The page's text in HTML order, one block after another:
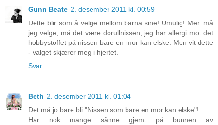
Gunn Beate 2. desember 2011 kl. 00:59
Dette blir som å velge mellom barna sine! Umulig! Men må
jeg velge, må det være dorullnissen, jeg har allergi mot det
hobbystoffet på nissen bare en mor kan elske. Men vit dette
- valget skjærer meg i hjertet.
Svar
Beth 2. desember 2011 kl. 01:04
Det må jo bare bli "Nissen som bare en mor kan elske"!
Har nok mange sånne gjemt på bunnen av